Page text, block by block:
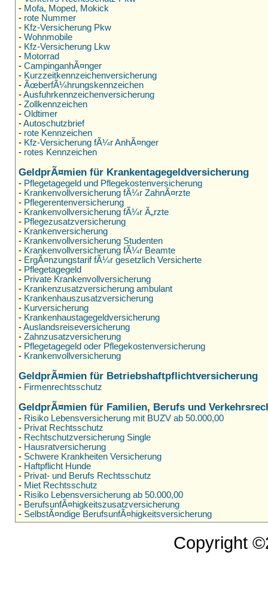
- Mofa, Moped, Mokick
- rote Nummer
- Kfz-Versicherung Pkw
- Wohnmobile
- Kfz-Versicherung Lkw
- Motorrad
- CampinganhÃ¤nger
- Kurzzeitkennzeichenversicherung
- ÃœberfÃ¼hrungskennzeichen
-Ausfuhrkennzeichenversicherung
- Zollkennzeichen
- Oldtimer
-Autoschutzbrief
- rote Kennzeichen
- Kfz-Versicherung fÃ¼r AnhÃ¤nger
- rotes Kennzeichen
GeldprÃ¤mien für Krankentagegeldversicherung
- Pflegetagegeld und Pflegekostenversicherung
- Krankenvollversicherung fÃ¼r ZahnÃ¤rzte
- Pflegerentenversicherung
- Krankenvollversicherung fÃ¼r Ã„rzte
- Pflegezusatzversicherung
- Krankenversicherung
- Krankenvollversicherung Studenten
- Krankenvollversicherung fÃ¼r Beamte
- ErgÃ¤nzungstarif fÃ¼r gesetzlich Versicherte
- Pflegetagegeld
- Private Krankenvollversicherung
- Krankenzusatzversicherung ambulant
- Krankenhauszusatzversicherung
- Kurversicherung
- Krankenhaustagegeldversicherung
-Auslandsreiseversicherung
- Zahnzusatzversicherung
- Pflegetagegeld oder Pflegekostenversicherung
- Krankenvollversicherung
GeldprÃ¤mien für Betriebshaftpflichtversicherung
- Firmenrechtsschutz
GeldprÃ¤mien für Familien, Berufs und
- Risiko Lebensversicherung mit BUZV ab 50.000,00
- Privat Rechtsschutz
- Rechtschutzversicherung Single
- Hausratversicherung
- Schwere Krankheiten Versicherung
- Haftpflicht Hunde
- Privat- und Berufs Rechtsschutz
- Miet Rechtsschutz
- Risiko Lebensversicherung ab 50.000,00
- BerufsunfÃ¤higkeitszusatzversicherung
- SelbstÃ¤ndige BerufsunfÃ¤higkeitsversicherung
Copyright